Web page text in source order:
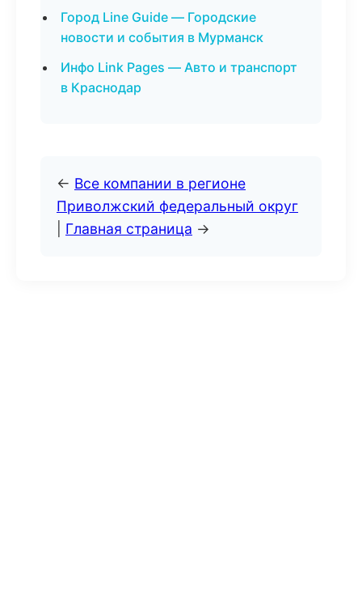
Город Line Guide — Городские
новости и события в Мурманск
Инфо Link Pages — Авто и транспорт
в Краснодар
← Все компании в регионе
Приволжский федеральный округ
Главная страница →